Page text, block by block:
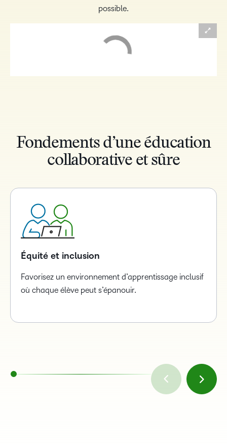
possible.
Fondements d’une éducation
collaborative et sûre
Équité et inclusion
Favorisez un environnement d’apprentissage inclusif
où chaque élève peut s’épanouir.